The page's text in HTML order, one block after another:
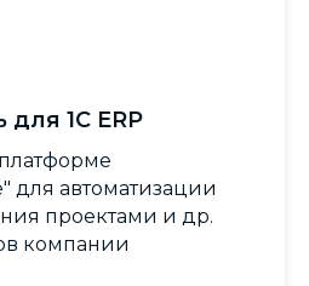
для 1С ERP
для автоматизации
проектами и др.
компании